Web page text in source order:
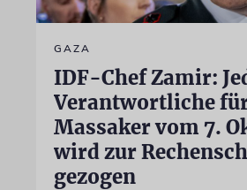
GAZA
IDF-Chef Zamir:
Verantwortliche
Massaker vom 7.
wird zur
gezogen